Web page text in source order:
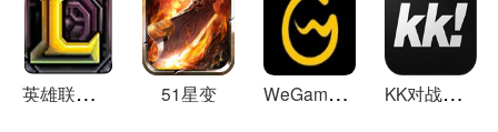
英
雄联盟LOL 13.21 51星变 W
eGame(腾讯游戏平台TGP) 5.10.19.1000 K
K对战平台 1.0.1